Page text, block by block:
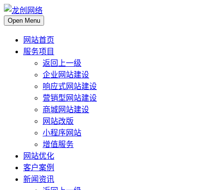
Open Menu
网站首页
服务项目
返回上一级
企业网站建设
响应式网站建设
营销型网站建设
商城网站建设
网站改版
小程序网站
增值服务
网站优化
客户案例
新闻资讯